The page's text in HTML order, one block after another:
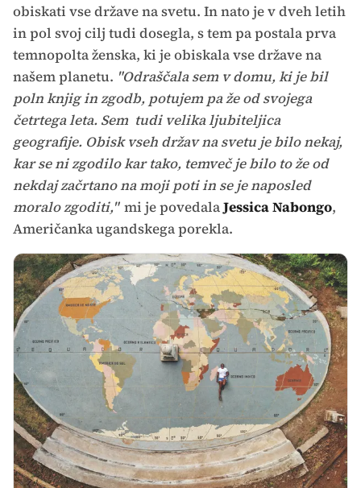
obiskati vse države na svetu. In nato je v dveh letih
in pol svoj cilj tudi dosegla, s tem pa postala prva
temnopolta ženska, ki je obiskala vse države na
našem planetu. "Odraščala sem v domu, ki je bil
poln knjig in zgodb, potujem pa že od svojega
četrtega leta. Sem tudi velika ljubiteljica
geografije. Obisk vseh držav na svetu je bilo nekaj,
kar se ni zgodilo kar tako, temveč je bilo to že od
nekdaj začrtano na moji poti in se je naposled
moralo zgoditi," mi je povedalaJessica Nabongo,
Američanka ugandskega porekla.